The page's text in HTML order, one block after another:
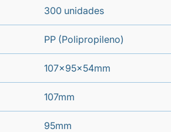
300 unidades
PP (Polipropileno)
107x95x54mm
107mm
95mm